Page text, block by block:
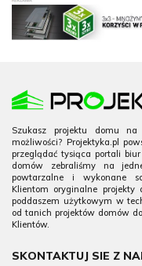
Szukasz projektu domu
możliwości? Projektyka.pl
przeglądać tysiąca portali
domów zebraliśmy na
powtarzalne i wykonane
Klientom oryginalne
poddaszem użytkowym w
od tanich projektów domów
Klientów.
SKONTAKTUJ SIE Z